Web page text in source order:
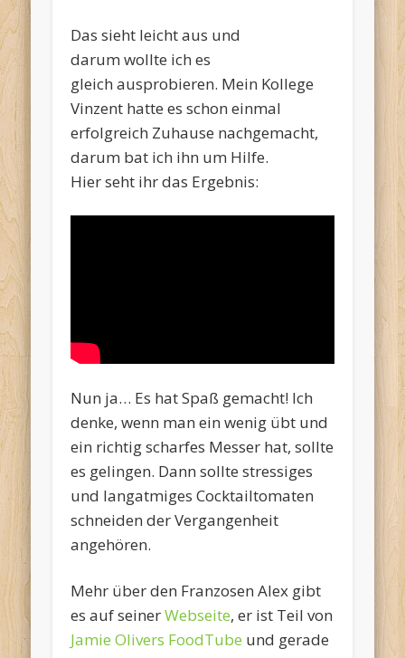
Das sieht leicht aus und
darum wollte ich es
gleich ausprobieren. Mein Kollege
Vinzent hatte es schon einmal
erfolgreich Zuhause nachgemacht,
darum bat ich ihn um Hilfe.
Hier seht ihr das Ergebnis:
Nun ja… Es hat Spaß gemacht! Ich
denke, wenn man ein wenig übt und
ein richtig scharfes Messer hat, sollte
es gelingen. Dann sollte stressiges
und langatmiges Cocktailtomaten
schneiden der Vergangenheit
angehören.
Mehr über den Franzosen Alex gibt
es auf seinerWebseite, er ist Teil von
Jamie Olivers FoodTube und gerade